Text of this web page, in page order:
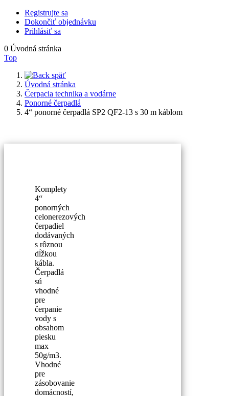
Registrujte sa
Dokončiť objednávku
Prihlásiť sa
0 Úvodná stránka
Top
späť
Úvodná stránka
Čerpacia technika a vodárne
Ponorné čerpadlá
4“ ponorné čerpadlá SP2 QF2-13 s 30 m káblom
Komplety
4“
ponorných
celonerezových
čerpadiel
dodávaných
s rôznou
dĺžkou
kábla.
Čerpadlá
sú
vhodné
pre
čerpanie
vody s
obsahom
piesku
max
50g/m3.
Vhodné
pre
zásobovanie
domácností,